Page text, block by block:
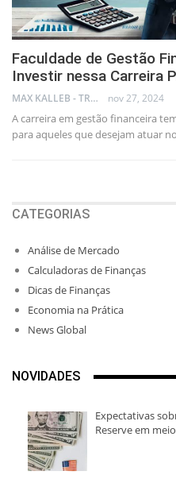
Faculdade de Gestão
Investir nessa Carreira
MAX KALLEB - TRADER nov 27, 2024
A carreira em gestão financeira
para aqueles que desejam atuar
CATEGORIAS
Análise de Mercado
Calculadoras de Finanças
Dicas de Finanças
Economia na Prática
News Global
NOVIDADES
Expectativas
Reserve em